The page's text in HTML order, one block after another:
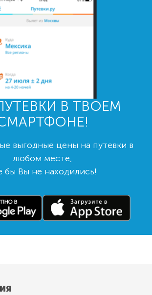
В ТВОЕМ
выгодные цены на путевки в
любом месте,
бы Вы не находились!